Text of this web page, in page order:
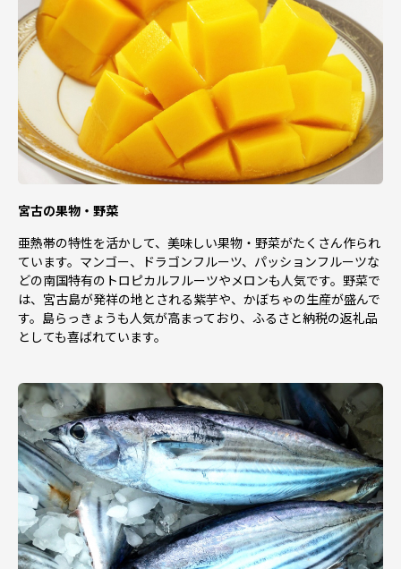
宮古の果物・野菜
亜熱帯の特性を活かして、美味しい果物・野菜がたくさん作られ
ています。マンゴー、ドラゴンフルーツ、パッションフルーツな
どの南国特有のトロピカルフルーツやメロンも人気です。野菜で
は、宮古島が発祥の地とされる紫芋や、かぼちゃの生産が盛んで
す。島らっきょうも人気が高まっており、ふるさと納税の返礼品
としても喜ばれています。